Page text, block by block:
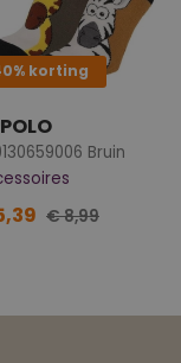
korting
Bruin
€ 8,99